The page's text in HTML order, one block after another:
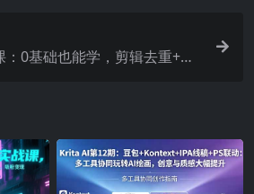
0基础也能学，剪辑去重+爆